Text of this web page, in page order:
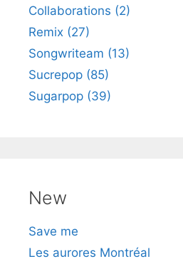
Collaborations (2)
Remix (27)
Songwriteam (13)
Sucrepop (85)
Sugarpop (39)
New
Save me
Les aurores Montréal